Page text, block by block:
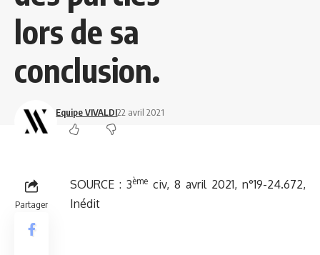
lors de sa
conclusion.
Equipe VIVALDI22 avril 2021
Partager
SOURCE : 3ème civ, 8 avril 2021, n°19-24.672,
Inédit